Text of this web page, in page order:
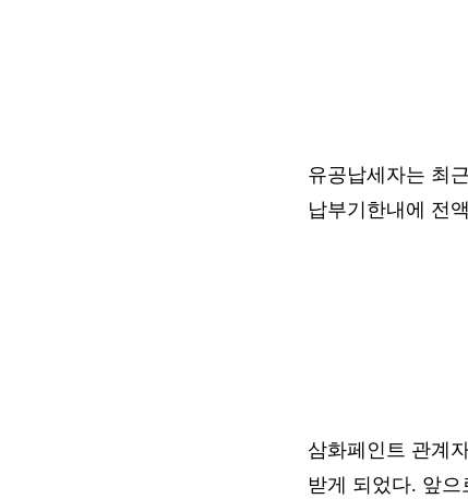
유공납세자는 최
납부기한내에 전
삼화페인트 관계
받게 되었다. 앞